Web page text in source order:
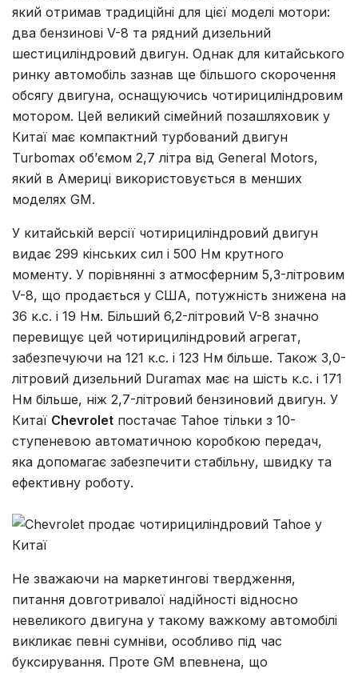
який отримав традиційні для цієї моделі мотори:
два бензинові V-8 та рядний дизельний
шестициліндровий двигун. Однак для китайського
ринку автомобіль зазнав ще більшого скорочення
обсягу двигуна, оснащуючись чотирициліндровим
мотором. Цей великий сімейний позашляховик у
Китаї має компактний турбований двигун
Turbomax об’ємом 2,7 літра від General Motors,
який в Америці використовується в менших
моделях GM.
У китайській версії чотирициліндровий двигун
видає 299 кінських сил і 500 Нм крутного
моменту. У порівнянні з атмосферним 5,3-літровим
V-8, що продається у США, потужність знижена на
36 к.с. і 19 Нм. Більший 6,2-літровий V-8 значно
перевищує цей чотирициліндровий агрегат,
забезпечуючи на 121 к.с. і 123 Нм більше. Також 3,0-
літровий дизельний Duramax має на шість к.с. і 171
Нм більше, ніж 2,7-літровий бензиновий двигун. У
Китаї Chevrolet постачає Tahoe тільки з 10-
ступеневою автоматичною коробкою передач,
яка допомагає забезпечити стабільну, швидку та
ефективну роботу.
Не зважаючи на маркетингові твердження,
питання довготривалої надійності відносно
невеликого двигуна у такому важкому автомобілі
викликає певні сумніви, особливо під час
буксирування. Проте GM впевнена, що